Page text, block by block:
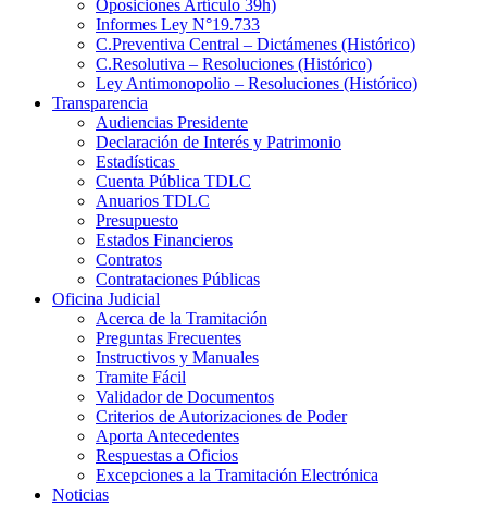
Oposiciones Artículo 39h)
Informes Ley N°19.733
C.Preventiva Central – Dictámenes (Histórico)
C.Resolutiva – Resoluciones (Histórico)
Ley Antimonopolio – Resoluciones (Histórico)
Transparencia
Audiencias Presidente
Declaración de Interés y Patrimonio
Estadísticas
Cuenta Pública TDLC
Anuarios TDLC
Presupuesto
Estados Financieros
Contratos
Contrataciones Públicas
Oficina Judicial
Acerca de la Tramitación
Preguntas Frecuentes
Instructivos y Manuales
Tramite Fácil
Validador de Documentos
Criterios de Autorizaciones de Poder
Aporta Antecedentes
Respuestas a Oficios
Excepciones a la Tramitación Electrónica
Noticias